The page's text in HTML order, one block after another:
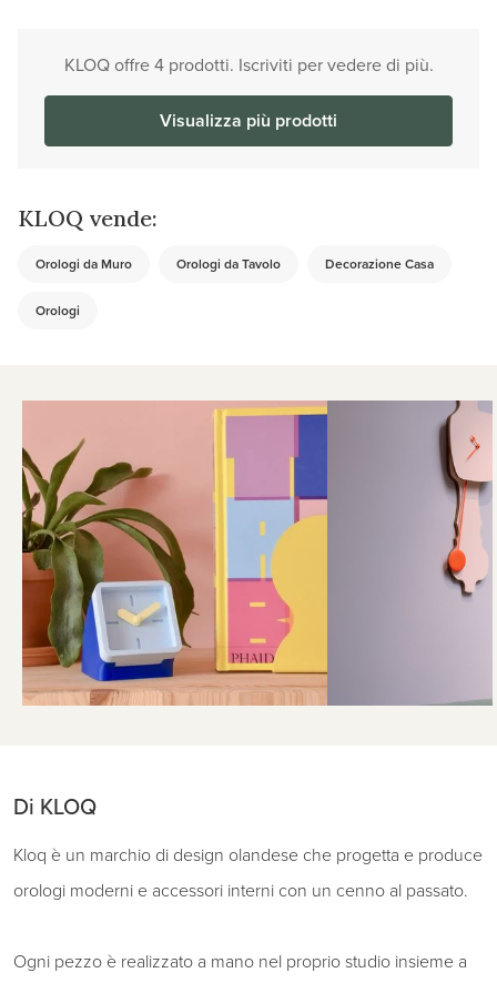
KLOQ offre 4 prodotti. Iscriviti per vedere di più.
Visualizza più prodotti
KLOQ vende:
Orologi da Muro Orologi da Tavolo Decorazione Casa
Orologi
Di KLOQ
Kloq è un marchio di design olandese che progetta e produce
orologi moderni e accessori interni con un cenno al passato.
Ogni pezzo è realizzato a mano nel proprio studio insieme a